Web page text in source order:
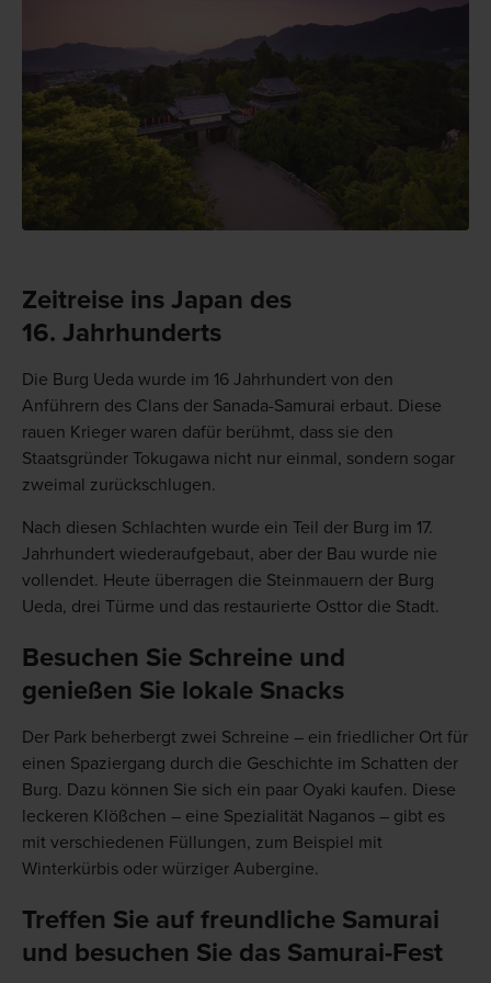
Zeitreise ins Japan des
16. Jahrhunderts
Die Burg Ueda wurde im 16 Jahrhundert von den
Anführern des Clans der Sanada-Samurai erbaut. Diese
rauen Krieger waren dafür berühmt, dass sie den
Staatsgründer Tokugawa nicht nur einmal, sondern sogar
zweimal zurückschlugen.
Nach diesen Schlachten wurde ein Teil der Burg im 17.
Jahrhundert wiederaufgebaut, aber der Bau wurde nie
vollendet. Heute überragen die Steinmauern der Burg
Ueda, drei Türme und das restaurierte Osttor die Stadt.
Besuchen Sie Schreine und
genießen Sie lokale Snacks
Der Park beherbergt zwei Schreine – ein friedlicher Ort für
einen Spaziergang durch die Geschichte im Schatten der
Burg. Dazu können Sie sich ein paar Oyaki kaufen. Diese
leckeren Klößchen – eine Spezialität Naganos – gibt es
mit verschiedenen Füllungen, zum Beispiel mit
Winterkürbis oder würziger Aubergine.
Treffen Sie auf freundliche Samurai
und besuchen Sie das Samurai-Fest